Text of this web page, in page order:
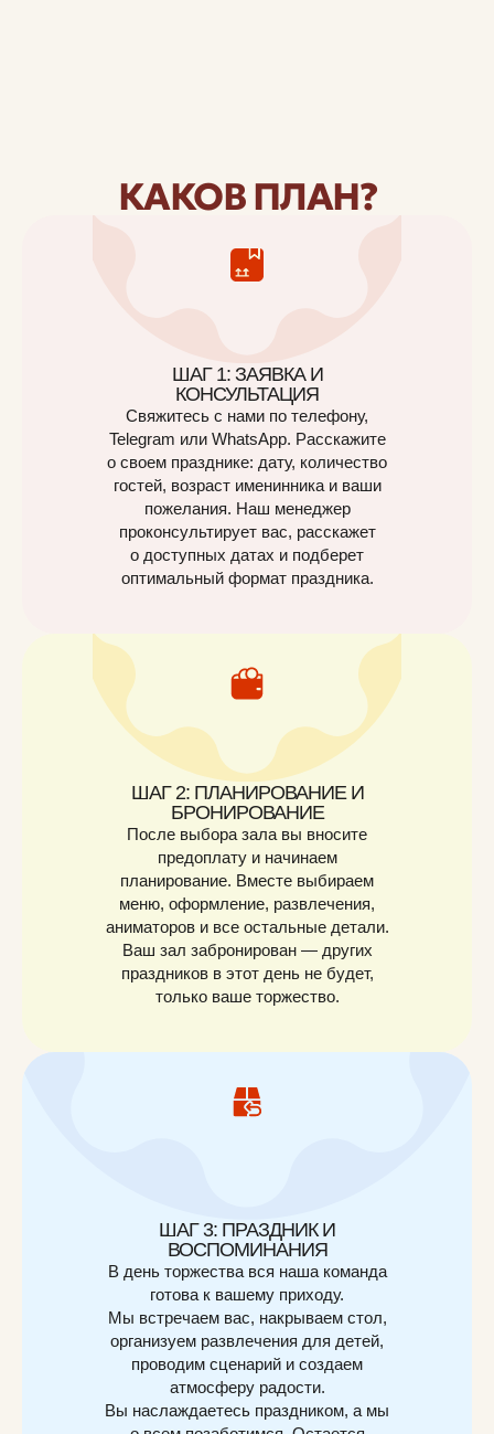
КАКОВ ПЛАН?
ШАГ 1: ЗАЯВКА И
КОНСУЛЬТАЦИЯ
Свяжитесь с нами по телефону,
Telegram или WhatsApp. Расскажите
о своем празднике: дату, количество
гостей, возраст именинника и ваши
пожелания. Наш менеджер
проконсультирует вас, расскажет
о доступных датах и подберет
оптимальный формат праздника.
ШАГ 2: ПЛАНИРОВАНИЕ И
БРОНИРОВАНИЕ
После выбора зала вы вносите
предоплату и начинаем
планирование. Вместе выбираем
меню, оформление, развлечения,
аниматоров и все остальные детали.
Ваш зал забронирован — других
праздников в этот день не будет,
только ваше торжество.
ШАГ 3: ПРАЗДНИК И
ВОСПОМИНАНИЯ
В день торжества вся наша команда
готова к вашему приходу.
Мы встречаем вас, накрываем стол,
организуем развлечения для детей,
проводим сценарий и создаем
атмосферу радости.
Вы наслаждаетесь праздником, а мы